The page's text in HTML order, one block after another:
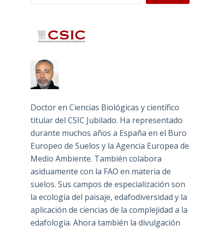
Doctor en Ciencias Biológicas y científico
titular del CSIC Jubilado. Ha representado
durante muchos años a España en el Buro
Europeo de Suelos y la Agencia Europea de
Medio Ambiente. También colabora
asiduamente con la FAO en materia de
suelos. Sus campos de especialización son
la ecología del paisaje, edafodiversidad y la
aplicación de ciencias de la complejidad a la
edafología. Ahora también la divulgación